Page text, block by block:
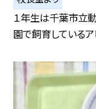
１年生は千葉市立
園で飼育している